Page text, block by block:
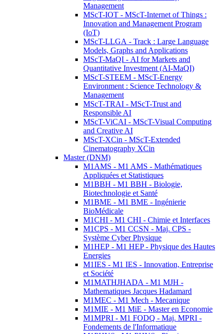
Management
MScT-IOT - MScT-Internet of Things :
Innovation and Management Program
(IoT)
MScT-LLGA - Track : Large Language
Models, Graphs and Applications
MScT-MaQI - AI for Markets and
Quantitative Investment (AI-MaQI)
MScT-STEEM - MScT-Energy
Environment : Science Technology &
Management
MScT-TRAI - MScT-Trust and
Responsible AI
MScT-ViCAI - MScT-Visual Computing
and Creative AI
MScT-XCin - MScT-Extended
Cinematography XCin
Master (DNM)
M1AMS - M1 AMS - Mathématiques
Appliquées et Statistiques
M1BBH - M1 BBH - Biologie,
Biotechnologie et Santé
M1BME - M1 BME - Ingénierie
BioMédicale
M1CHI - M1 CHI - Chimie et Interfaces
M1CPS - M1 CCSN - Maj. CPS -
Système Cyber Physique
M1HEP - M1 HEP - Physique des Hautes
Energies
M1IES - M1 IES - Innovation, Entreprise
et Société
M1MATHJHADA - M1 MJH -
Mathematiques Jacques Hadamard
M1MEC - M1 Mech - Mecanique
M1MIE - M1 MiE - Master en Economie
M1MPRI - M1 FODQ - Maj. MPRI -
Fondements de l'Informatique